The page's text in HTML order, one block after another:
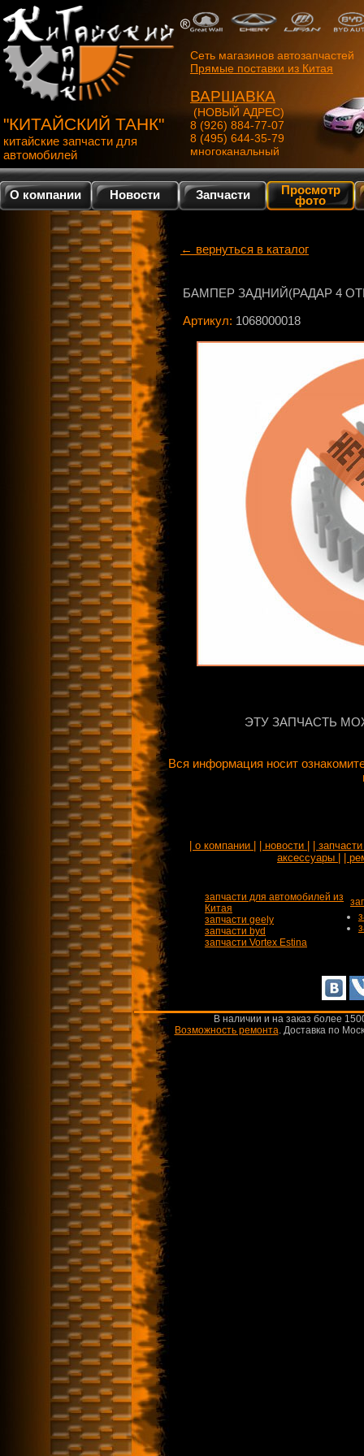
"КИТАЙСКИЙ ТАНК"
китайские запчасти для
автомобилей
Сеть магазинов автозапчастей
Прямые поставки из Китая
ВАРШАВКА
(НОВЫЙ АДРЕС)
8 (926) 884-77-07
8 (495) 644-35-79
многоканальный
О компании Новости Запчасти Просмотр
фото
← вернуться в каталог
БАМПЕР ЗАДНИЙ(РАДАР 4
Артикул: 1068000018
ЭТУ ЗАПЧАСТЬ
Вся информация носит
| о компании | | новости |
|
аксессуары |
|
запчасти для автомобилей из
Китая
запчасти geely
запчасти byd
запчасти Vortex Estina
В наличии и на заказ более
Возможность ремонта.Доставка по